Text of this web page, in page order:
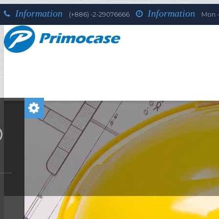
Information (+886) -2-29076666 Information Mon